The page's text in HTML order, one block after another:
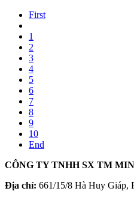
First
1
2
3
4
5
6
7
8
9
10
End
CÔNG TY TNHH SX TM
Địa chỉ: 661/15/8 Hà Huy Giáp,